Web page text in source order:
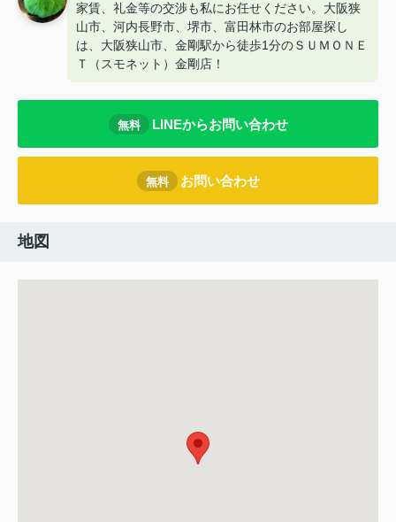
家賃、礼金等の交渉も私にお任せください。大阪狭
山市、河内長野市、堺市、富田林市のお部屋探し
は、大阪狭山市、金剛駅から徒歩1分のＳＵＭＯＮＥ
Ｔ（スモネット）金剛店！
無料 LINEからお問い合わせ
無料 お問い合わせ
地図